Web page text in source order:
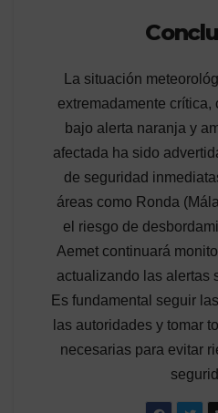
La situación
extremadamente
bajo alerta naranja y
afectada ha sido
de seguridad
áreas como Ronda
el riesgo de
Aemet continuará
actualizando las alertas
Es fundamental seguir
las autoridades y tomar
necesarias para evitar